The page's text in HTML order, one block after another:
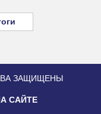
ЗАЩИЩЕНЫ
САЙТЕ